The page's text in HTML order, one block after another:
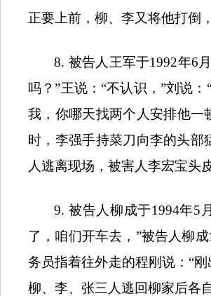
正要上前，柳、李又将他打倒
8. 被告人王军于1992年6
吗？”王说：“不认识，”刘说
我，你哪天找两个人安排他一
时，李强手持菜刀向李的头
人逃离现场，被害人李宏宝头
9. 被告人柳成于1994年5 月
了，咱们开车去，”被告人柳
务员指着往外走的程刚说：“
柳、李、张三人逃回柳家后各